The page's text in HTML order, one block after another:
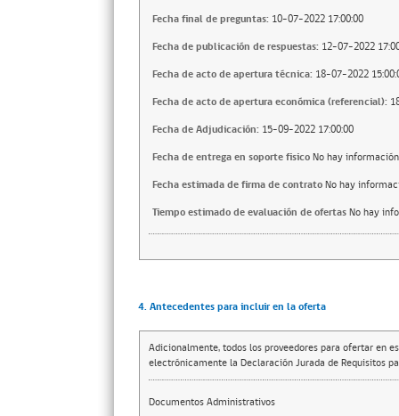
Fecha final de preguntas: 10-07-2022 17:00:00
Fecha de publicación de respuestas: 12-07-2022
Fecha de acto de apertura técnica: 18-07-2022
Fecha de acto de apertura económica (referencial):
Fecha de Adjudicación: 15-09-2022 17:00:00
Fecha de entrega en soporte fisicoNo hay información
Fecha estimada de firma de contratoNo hay
Tiempo estimado de evaluación de ofertasNo hay
4. Antecedentes para incluir en la oferta
Adicionalmente, todos los proveedores para ofertar en
electrónicamente la Declaración Jurada de Requisitos
Documentos Administrativos